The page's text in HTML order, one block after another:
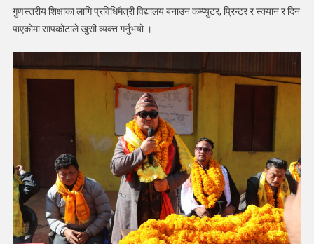
गुणस्तरीय शिक्षाका लागि प्रविधिमैत्री विद्यालय बनाउन कम्प्युटर, प्रिन्टर र स्क्यान र दिन
पाएकोमा सापकोटाले खुसी व्यक्त गर्नुभयो ।